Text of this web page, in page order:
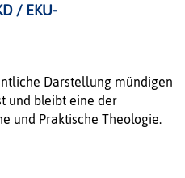
/ EKU-
Darstellung mündigen
und bleibt eine der
und Praktische Theologie.